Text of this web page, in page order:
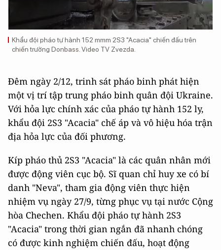
Video
Khẩu đội pháo tự hành 152 mmm 2S3 "Acacia" chiến đấu trên
chiến trường Donbass. Video TV Zvezda.
Đêm ngày 2/12, trinh sát pháo binh phát hiện
một vị trí tập trung pháo binh quân đội Ukraine.
Với hỏa lực chính xác của pháo tự hành 152 ly,
khẩu đội 2S3 "Acacia" chế áp và vô hiệu hóa trận
địa hỏa lực của đối phương.
Kíp pháo thủ 2S3 "Acacia" là các quân nhân mới
được động viên cục bộ. Sĩ quan chỉ huy xe có bí
danh "Neva", tham gia động viên thực hiện
nhiệm vụ ngày 27/9, từng phục vụ tại nước Cộng
hòa Chechen. Khẩu đội pháo tự hành 2S3
"Acacia" trong thời gian ngắn đã nhanh chóng
có được kinh nghiệm chiến đấu, hoạt động